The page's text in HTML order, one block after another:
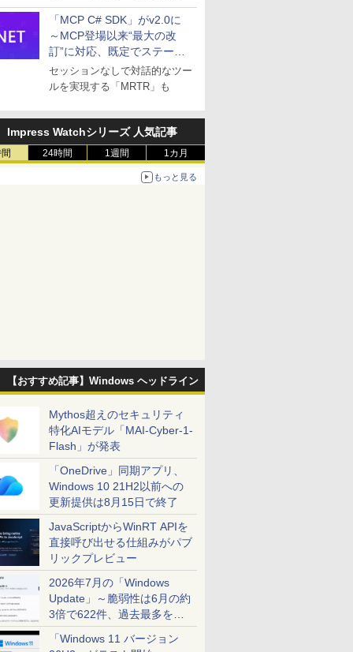
「MCP C# SDK」がv2.0に
～MCP登場以来“最大の改
訂”に対応、既定でステート
レスへ
セッションなしで対話的なツー
ルを実現する「MRTR」も
Impress Watchシリーズ 人気記事
24時間 1週間 1カ月
もっと見る
【おすすめ記事】Windows ヘッドライン
Mythos超えのセキュリティ
特化AIモデル「MAI-Cyber-1-
Flash」が発表
「OneDrive」同期アプリ、
Windows 10 21H2以前への
更新提供は8月15日で終了
JavaScriptからWinRT APIを
直接呼び出せる仕組みがパブ
リックプレビュー
2026年7月の「Windows
Update」～脆弱性は6月の約
3倍で622件、過去最多を大
幅に更新
「Windows 11 バージョン